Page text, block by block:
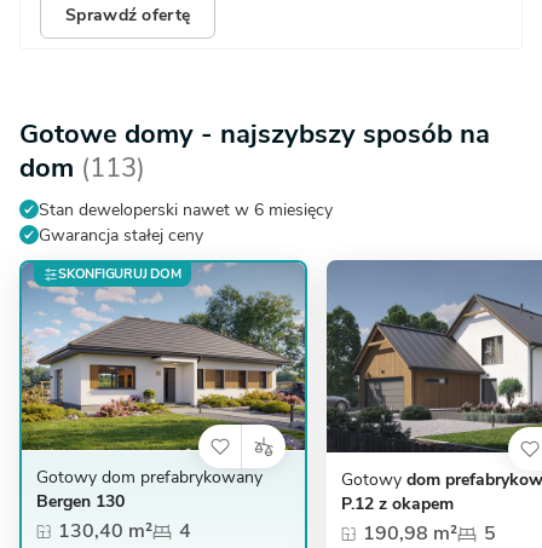
Sprawdź ofertę
Gotowe domy - najszybszy sposób na
dom (113)
Stan deweloperski nawet w 6 miesięcy
Gwarancja stałej ceny
SKONFIGURUJ DOM
Gotowy dom prefabrykowany
Bergen 130
130,40 m² 4
Gotowy dom
P.12 z okapem
190,98 m² 5